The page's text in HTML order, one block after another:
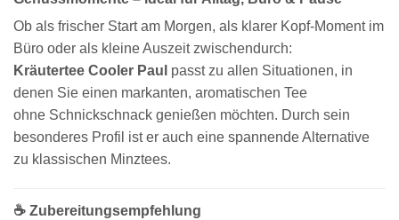
Ob als frischer Start am Morgen, als klarer Kopf-Moment im
Büro oder als kleine Auszeit zwischendurch:
Kräutertee Cooler Paul passt zu allen Situationen, in
denen Sie einen markanten, aromatischen Tee
ohne Schnickschnack genießen möchten. Durch sein
besonderes Profil ist er auch eine spannende Alternative
zu klassischen Minztees.
☕ Zubereitungsempfehlung